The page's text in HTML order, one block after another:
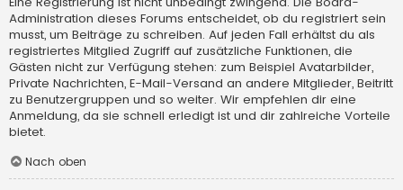
Administration dieses Forums entscheidet, ob du registriert sein
musst, um Beiträge zu schreiben. Auf jeden Fall erhältst du als
registriertes Mitglied Zugriff auf zusätzliche Funktionen, die
Gästen nicht zur Verfügung stehen: zum Beispiel Avatarbilder,
Private Nachrichten, E-Mail-Versand an andere Mitglieder, Beitritt
zu Benutzergruppen und so weiter. Wir empfehlen dir eine
Anmeldung, da sie schnell erledigt ist und dir zahlreiche Vorteile
bietet.
Nach oben